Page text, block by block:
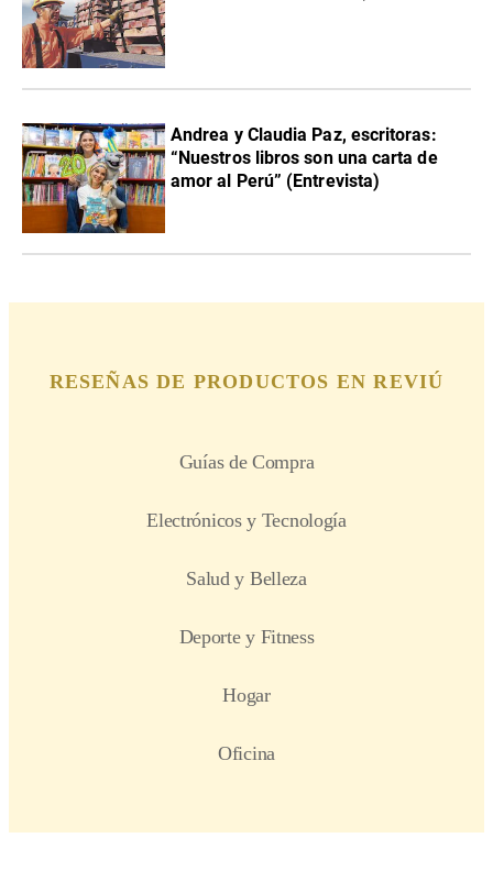
Andrea y Claudia Paz, escritoras:
“Nuestros libros son una carta de
amor al Perú” (Entrevista)